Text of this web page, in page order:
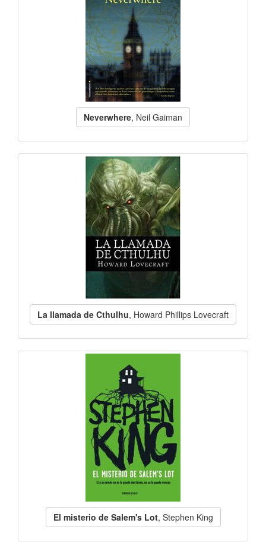
Neverwhere, Neil Gaiman
La llamada de Cthulhu, Howard Phillips Lovecraft
El misterio de Salem's Lot, Stephen King